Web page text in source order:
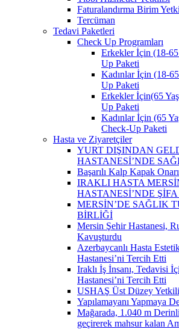
Faturalandırma Birim
Tercüman
Tedavi Paketleri
Check Up Programları
Erkekler İçin (18-
Up Paketi
Kadınlar İçin (18-
Up Paketi
Erkekler İçin(65
Up Paketi
Kadınlar İçin (65
Check-Up Paketi
Hasta ve Ziyaretçiler
YURT DIŞINDAN
HASTANESİ’NDE
Başarılı Kalp Kapak
IRAKLI HASTA
HASTANESİ’NDE
MERSİN’DE SAĞLIK
BİRLİĞİ
Mersin Şehir Hastanesi,
Kavuşturdu
Azerbaycanlı Hasta
Hastanesi’ni Tercih Etti
Iraklı İş İnsanı, Tedavisi
Hastanesi’ni Tercih Etti
USHAŞ Üst Düzey
Yapılamayanı Yapmaya
Mağarada, 1.040 m
geçirerek mahsur kalan